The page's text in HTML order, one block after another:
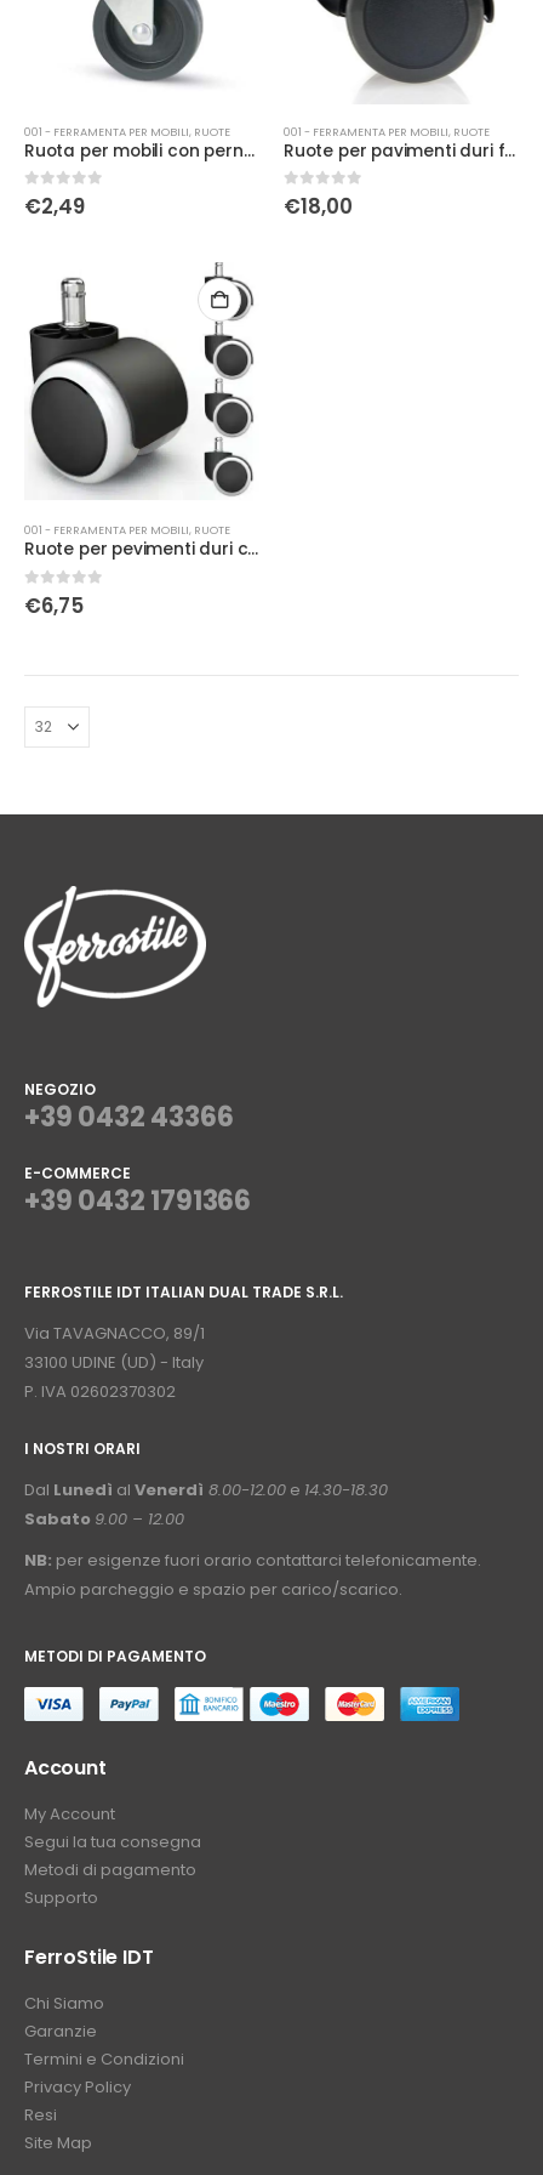
001 - FERRAMENTA PER MOBILI, RUOTE
Ruota per mobili con perno filettato M10 diametro 40 mm
0Su 5
€2,49
001 - FERRAMENTA PER MOBILI, RUOTE
Ruote per pavimenti duri filettatura M10
0Su 5
€18,00
001 - FERRAMENTA PER MOBILI, RUOTE
Ruote per pevimenti duri con copertura in pvc
0Su 5
€6,75
NEGOZIO
+39 0432 43366
E-COMMERCE
+39 0432 1791366
FERROSTILE IDT ITALIAN DUAL TRADE S.R.L.
Via TAVAGNACCO, 89/1
33100 UDINE (UD) - Italy
P. IVA 02602370302
I NOSTRI ORARI
Dal Lunedì al Venerdì 8.00-12.00 e 14.30-18.30
Sabato 9.00 – 12.00
NB: per esigenze fuori orario contattarci telefonicamente.
Ampio parcheggio e spazio per carico/scarico.
METODI DI PAGAMENTO
Account
My Account
Segui la tua consegna
Metodi di pagamento
Supporto
FerroStile IDT
Chi Siamo
Garanzie
Termini e Condizioni
Privacy Policy
Resi
Site Map